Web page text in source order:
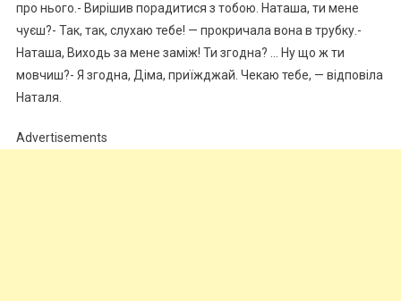
про нього.- Вирішив порадитися з тобою. Наташа, ти мене
чуєш?- Так, так, слухаю тебе! — прокричала вона в трубку.-
Наташа, Виходь за мене заміж! Ти згодна? … Ну що ж ти
мовчиш?- Я згодна, Діма, приїжджай. Чекаю тебе, — відповіла
Наталя.
Advertisements